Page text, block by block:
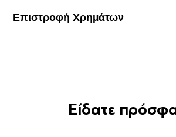
Επιστροφή Χρηµάτων
Είδατε